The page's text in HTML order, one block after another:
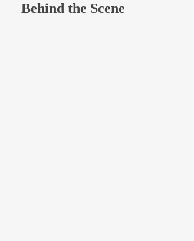
Behind the Scene